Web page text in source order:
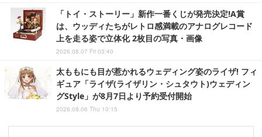
「トイ・ストーリー」新作一番くじが発売決定!A賞
は、ウッディたちがレトロ感満載のアナログレコード
上を走る姿で立体化 2枚目の写真・画像
2026.08.07 Fri 03:40
太ももにも目が惹かれるウェディング姿のライザ! フィ
ギュア「ライザ(ライザリン・シュタウト)ウェディン
グStyle」が8月7日より予約受付開始
2026.08.06 Thu 10:15